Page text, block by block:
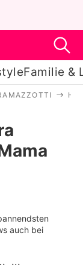
Familie &
auch bei